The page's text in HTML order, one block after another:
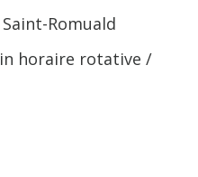
Romuald
horaire rotative /